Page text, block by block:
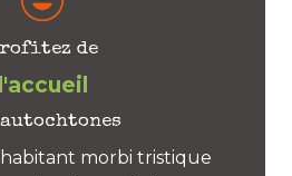
de
l'accueil
autochtones
morbi tristique